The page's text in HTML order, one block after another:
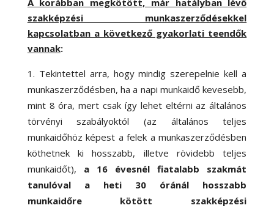
A korábban megkötött, már hatályban lévő
szakképzési munkaszerződésekkel
kapcsolatban a következő gyakorlati teendők
vannak:
Tekintettel arra, hogy mindig szerepelnie kell a
munkaszerződésben, ha a napi munkaidő kevesebb,
mint 8 óra, mert csak így lehet eltérni az általános
törvényi szabályoktól (az általános teljes
munkaidőhöz képest a felek a munkaszerződésben
köthetnek ki hosszabb, illetve rövidebb teljes
munkaidőt), a 16 évesnél fiatalabb szakmát
tanulóval a heti 30 óránál hosszabb
munkaidőre kötött szakképzési